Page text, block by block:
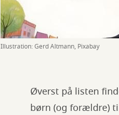
Illustration: Gerd Altmann, Pixabay
Øverst på listen
børn (og forældre)